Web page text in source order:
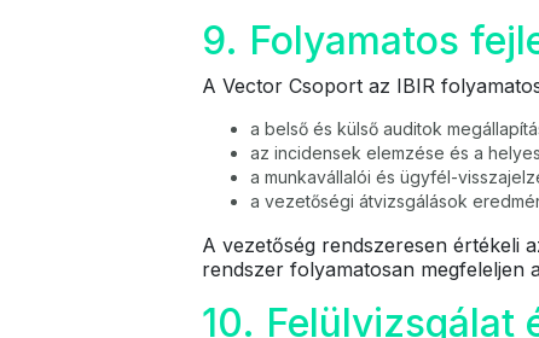
9. Folyamatos
A Vector Csoport az IBIR
a belső és külső auditok
az incidensek elemzése és a
a munkavállalói és ügyfél-
a vezetőségi átvizsgálások
A vezetőség rendszeresen értékeli
rendszer folyamatosan megfeleljen
10. Felülvizsgálat